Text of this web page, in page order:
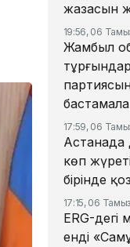
жазасын
19:56, 06
Жамбыл
17:59, 06
Астанада
көп
бірінде
17:15, 06
ERG-дегі
енді